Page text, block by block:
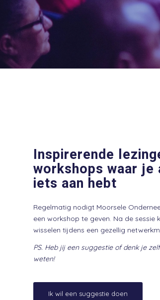
Inspirerende
workshops waar
iets aan hebt
Regelmatig nodigt Moorsele
een workshop te geven. Na de
wisselen tijdens een gezellig
PS. Heb jij een suggestie of denk je
weten!
Ik wil een suggestie doen